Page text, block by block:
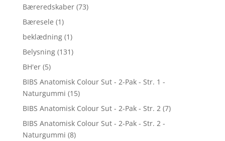
Bæreredskaber (73)
Bæresele (1)
beklædning (1)
Belysning (131)
BH'er (5)
BIBS Anatomisk Colour Sut - 2-Pak - Str. 1 -
Naturgummi (15)
BIBS Anatomisk Colour Sut - 2-Pak - Str. 2 (7)
BIBS Anatomisk Colour Sut - 2-Pak - Str. 2 -
Naturgummi (8)